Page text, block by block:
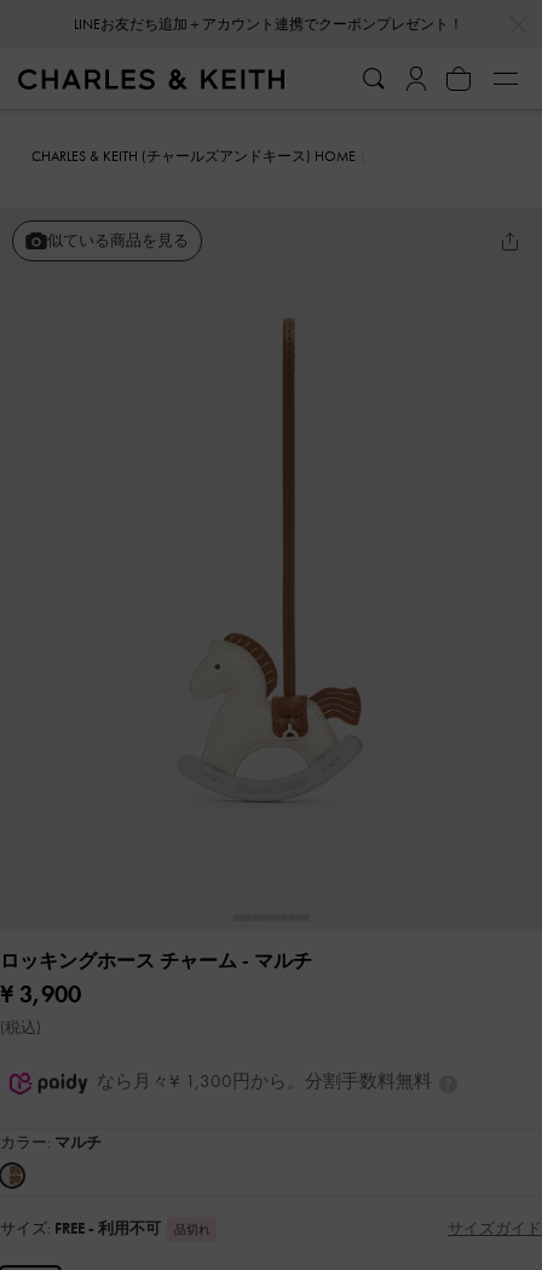
LINEお友だち追加＋アカウント連携でクーポンプレゼント！
CHARLES & KEITH (チャールズアンドキース) HOME
似ている商品を見る
ロッキングホース チャーム - マルチ
¥ 3,900
(税込)
なら月々¥ 1,300円から。分割手数料無料
カラー: マルチ
サイズ: FREE - 利用不可 品切れ サイズガイド